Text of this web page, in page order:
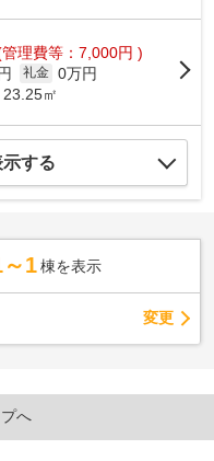
理費等：7,000円 )
礼金 0万円
㎡
する
～1 棟を表示
変更
へ